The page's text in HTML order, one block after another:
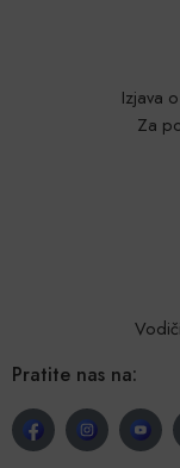
Izjava
Za
Pratite nas na: